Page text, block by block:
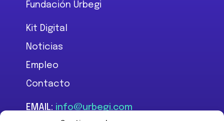
Fundación Urbegi
Kit Digital
Noticias
Empleo
Contacto
EMAIL: info@urbegi.com